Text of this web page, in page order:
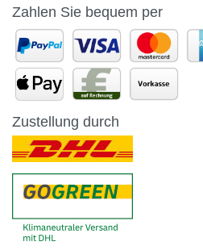
Zahlen Sie bequem per
Zustellung durch